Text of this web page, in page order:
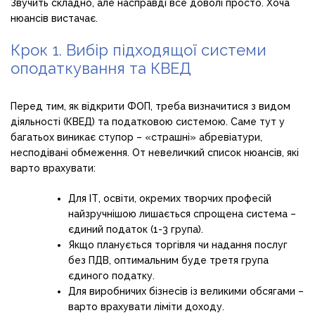
Звучить складно, але насправді все доволі просто. Хоча
нюансів вистачає.
Крок 1. Вибір підходящої системи
оподаткування та КВЕД
Перед тим, як відкрити ФОП, треба визначитися з видом
діяльності (КВЕД) та податковою системою. Саме тут у
багатьох виникає ступор – «страшні» абревіатури,
несподівані обмеження. От невеличкий список нюансів, які
варто врахувати:
Для ІТ, освіти, окремих творчих професій
найзручнішою лишається спрощена система –
єдиний податок (1-3 група).
Якщо планується торгівля чи надання послуг
без ПДВ, оптимальним буде третя група
єдиного податку.
Для виробничих бізнесів із великими обсягами –
варто врахувати ліміти доходу.